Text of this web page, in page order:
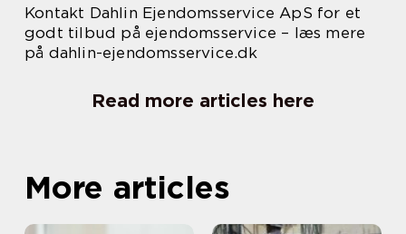
Kontakt Dahlin Ejendomsservice ApS for et
godt tilbud på ejendomsservice – læs mere
på dahlin-ejendomsservice.dk
Read more articles here
More articles